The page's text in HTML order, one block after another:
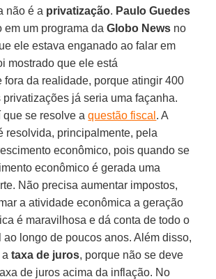
não é a privatização. Paulo Guedes
em um programa da Globo News no
ele estava enganado ao falar em
mostrado que ele está
fora da realidade, porque atingir 400
privatizações já seria uma façanha.
que se resolve aquestão fiscal . A
resolvida, principalmente, pela
econômico, pois quando se
econômico é gerada uma
Não precisa aumentar impostos,
a atividade econômica a geração
é maravilhosa e dá conta de todo o
ao longo de poucos anos. Além disso,
ataxa de juros, porque não se deve
de juros acima da inflação. No